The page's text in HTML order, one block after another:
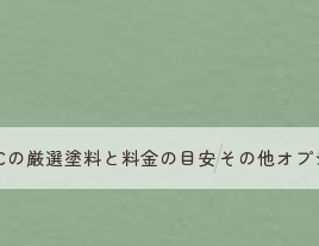
の厳選塗料と料金の目安その他オ